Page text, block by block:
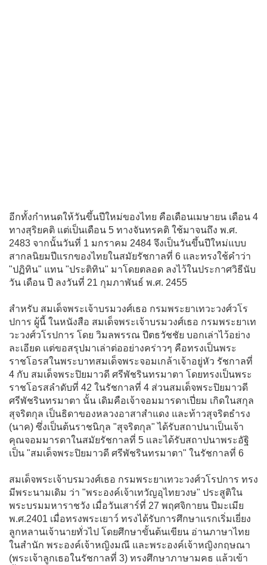
อีกทั้งกำหนดให้วันขึ้นปีใหม่ของไทย คือเดือนเมษายน เดือน 4
ทางสุริยคติ แต่เป็นเดือน 5 ทางจันทรคติ ใช้มาจนถึง พ.ศ.
2483 จากนั้นวันที่ 1 มกราคม 2484 จึงเป็นวันขึ้นปีใหม่แบบ
สากลนิยมปีแรกของไทยในสมัยรัชกาลที่ 6 และทรงใช้คำว่า
"ปฏิทิน" แทน "ประติทิน" มาโดยตลอด ลงไว้ในประกาศวิธีนับ
วัน เดือน ปี ลงวันที่ 21 กุมภาพันธ์ พ.ศ. 2455
สำหรับ สมเด็จพระเจ้าบรมวงศ์เธอ กรมพระยาเทวะวงศ์วโร
ปการ ผู้นี้ ในหนังสือ สมเด็จพระเจ้าบรมวงศ์เธอ กรมพระยาเท
วะวงศ์วโรปการ โดย วิมลพรรณ ปีตธวัชชัย บอกเล่าไว้อย่าง
ละเอียด แต่ขอสรุปมาเล่าต่ออย่างคร่าวๆ คือทรงเป็นพระ
ราชโอรสในพระบาทสมเด็จพระจอมเกล้าเจ้าอยู่หัว รัชกาลที่
4 กับ สมเด็จพระปิยมาวดี ศรีพัชรินทรมาตา โดยทรงเป็นพระ
ราชโอรสลำดับที่ 42 ในรัชกาลที่ 4 ส่วนสมเด็จพระปิยมาวดี
ศรีพัชรินทรมาตา นั้น เดิมคือเจ้าจอมมารดาเปี่ยม เกิดในสกุล
สุจริตกุล เป็นธิดาของหลวงอาสาสำแดง และท้าวสุจริตธำรง
(นาค) ซึ่งเป็นต้นราชนิกุล "สุจริตกุล" ได้รับสถาปนาเป็นเจ้า
คุณจอมมารดาในสมัยรัชกาลที่ 5 และได้รับสถาปนาพระอัฐิ
เป็น "สมเด็จพระปิยมาวดี ศรีพัชรินทรมาตา" ในรัชกาลที่ 6
สมเด็จพระเจ้าบรมวงศ์เธอ กรมพระยาเทวะวงศ์วโรปการ ทรง
มีพระนามเดิม ว่า "พระองค์เจ้าเทวัญอุไทยวงษ" ประสูติใน
พระบรมมหาราชวัง เมื่อวันเสาร์ที่ 27 พฤศจิกายน ปีมะเมีย
พ.ศ.2401 เมื่อทรงพระเยาว์ ทรงได้รับการศึกษาแรกเริ่มเยี่ยง
ลูกหลานเจ้านายทั่วไป โดยศึกษาขั้นต้นเขียน อ่านภาษาไทย
ในสำนัก พระองค์เจ้าหญิงมณี และพระองค์เจ้าหญิงกฤษณา
(พระเจ้าลูกเธอในรัชกาลที่ 3) ทรงศึกษาภาษามคธ แล้วเข้า